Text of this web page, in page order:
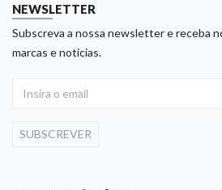
NEWSLETTER
Subscreva a nossa newsletter e receba
marcas e noticias.
SUBSCREVER